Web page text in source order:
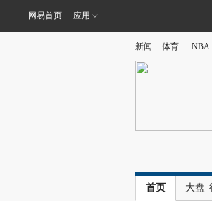
网易首页 应用
新闻 体育 NBA
首页 大盘